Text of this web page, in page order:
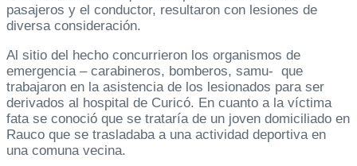
pasajeros y el conductor, resultaron con lesiones de
diversa consideración.
Al sitio del hecho concurrieron los organismos de
emergencia – carabineros, bomberos, samu- que
trabajaron en la asistencia de los lesionados para ser
derivados al hospital de Curicó. En cuanto a la víctima
fata se conoció que se trataría de un joven domiciliado en
Rauco que se trasladaba a una actividad deportiva en
una comuna vecina.